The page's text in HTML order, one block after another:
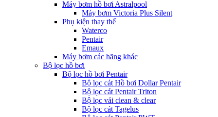
Máy bơm hồ bơi Astralpool
Máy bơm Victoria Plus Silent
Phụ kiện thay thế
Waterco
Pentair
Emaux
Máy bơm các hãng khác
Bộ lọc hồ bơi
Bộ lọc hồ bơi Pentair
Bộ lọc cát Hồ bơi Dollar Pentair
Bộ lọc cát Pentair Triton
Bộ lọc vải clean & clear
Bộ lọc cát Tagelus